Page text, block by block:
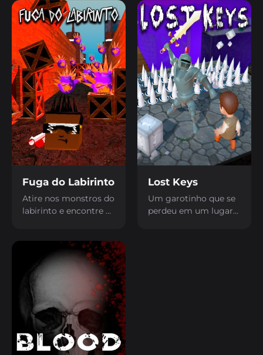
Fuga do Labirinto
Atire nos monstros do
labirinto e encontre a
Lost Keys
Um garotinho que se
perdeu em um lugar